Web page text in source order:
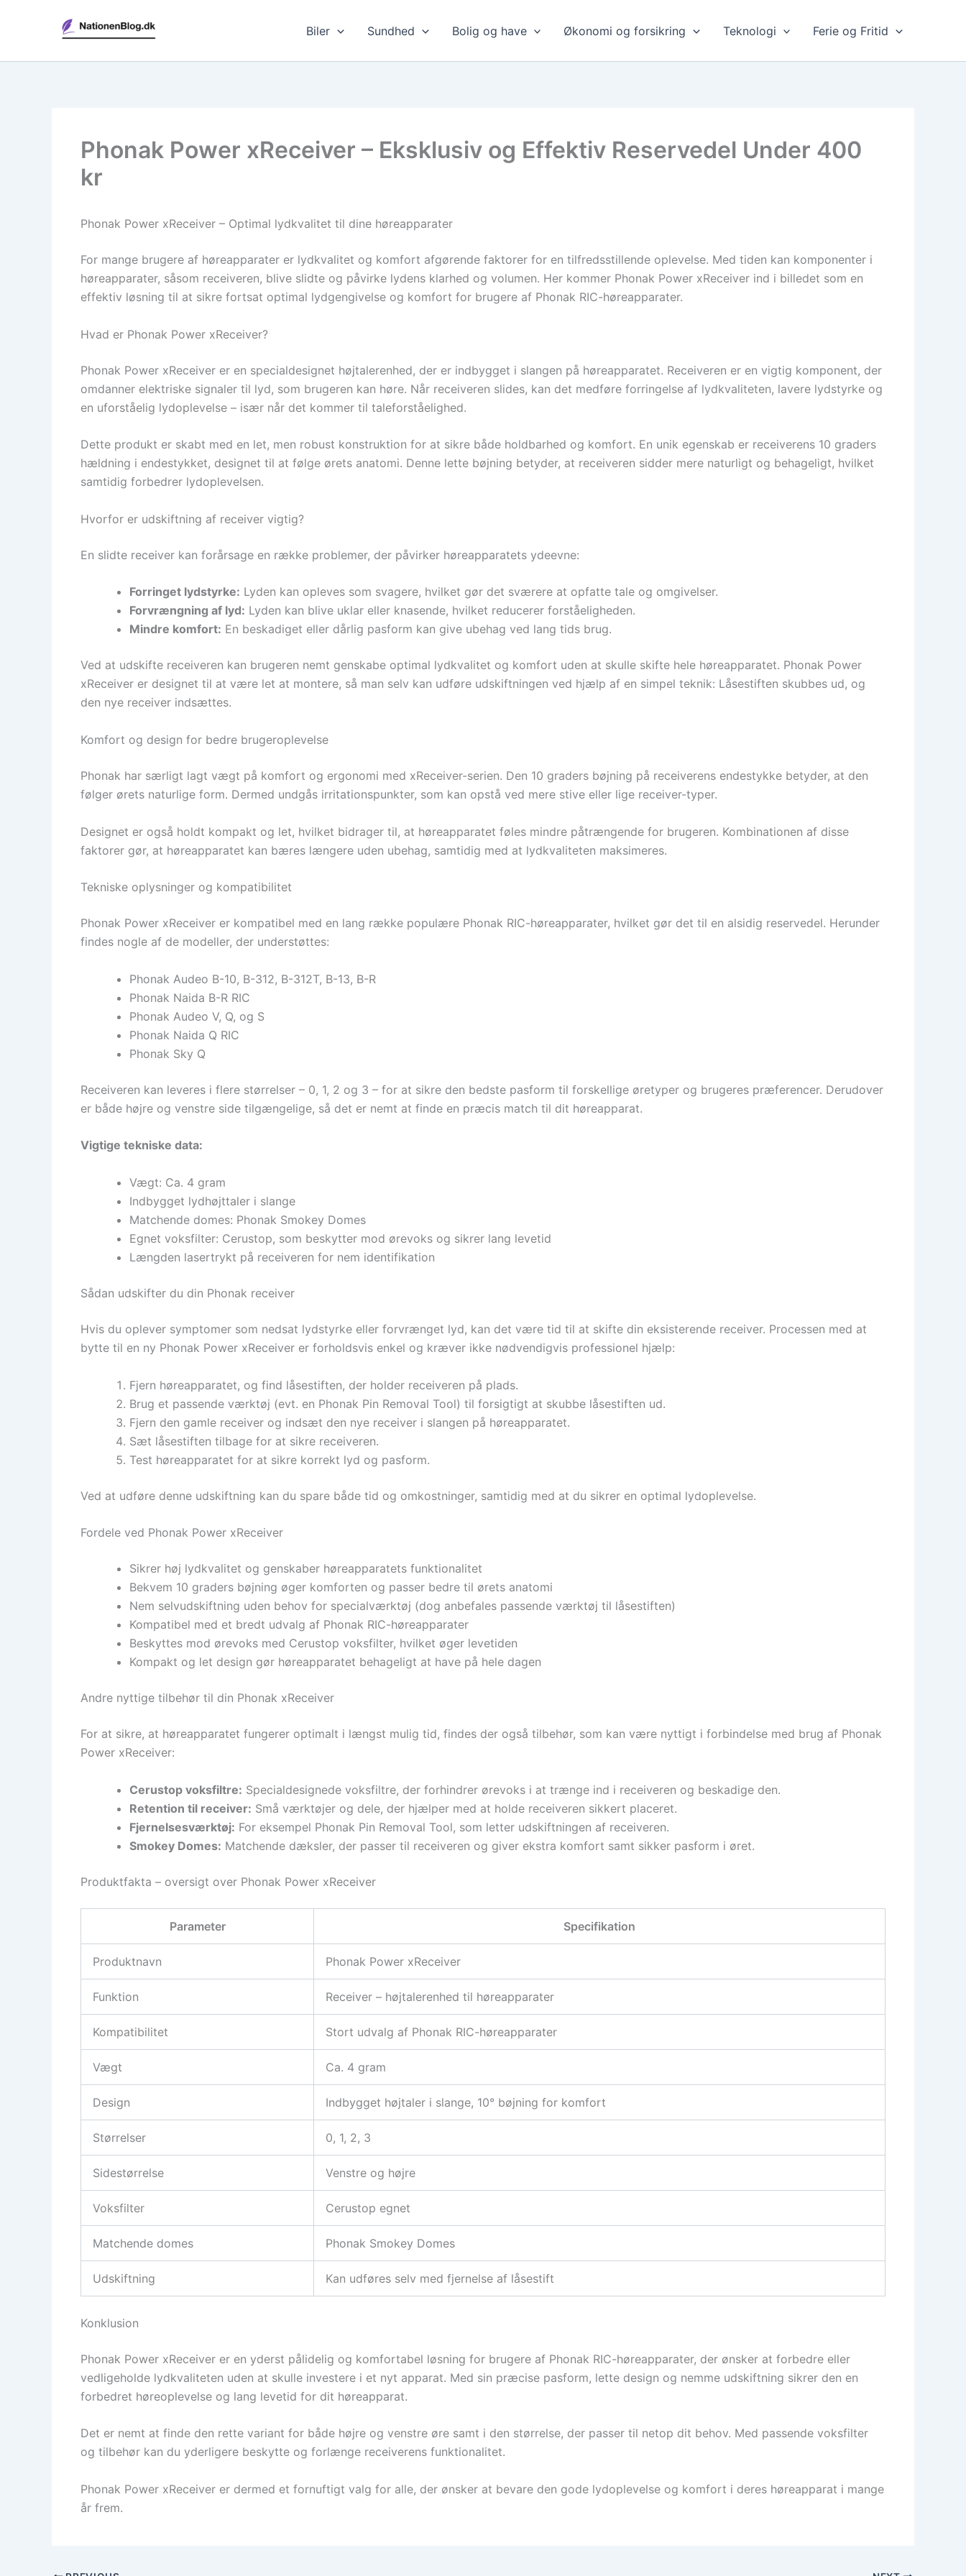
Biler Sundhed Bolig og have Økonomi og forsikring Teknologi Ferie og Fritid
Phonak Power xReceiver – Eksklusiv og Effektiv Reservedel Under 400
kr
Phonak Power xReceiver – Optimal lydkvalitet til dine høreapparater
For mange brugere af høreapparater er lydkvalitet og komfort afgørende faktorer for en tilfredsstillende oplevelse. Med tiden kan komponenter i
høreapparater, såsom receiveren, blive slidte og påvirke lydens klarhed og volumen. Her kommer Phonak Power xReceiver ind i billedet som en
effektiv løsning til at sikre fortsat optimal lydgengivelse og komfort for brugere af Phonak RIC-høreapparater.
Hvad er Phonak Power xReceiver?
Phonak Power xReceiver er en specialdesignet højtalerenhed, der er indbygget i slangen på høreapparatet. Receiveren er en vigtig komponent, der
omdanner elektriske signaler til lyd, som brugeren kan høre. Når receiveren slides, kan det medføre forringelse af lydkvaliteten, lavere lydstyrke og
en uforståelig lydoplevelse – især når det kommer til taleforståelighed.
Dette produkt er skabt med en let, men robust konstruktion for at sikre både holdbarhed og komfort. En unik egenskab er receiverens 10 graders
hældning i endestykket, designet til at følge ørets anatomi. Denne lette bøjning betyder, at receiveren sidder mere naturligt og behageligt, hvilket
samtidig forbedrer lydoplevelsen.
Hvorfor er udskiftning af receiver vigtig?
En slidte receiver kan forårsage en række problemer, der påvirker høreapparatets ydeevne:
Forringet lydstyrke: Lyden kan opleves som svagere, hvilket gør det sværere at opfatte tale og omgivelser.
Forvrængning af lyd: Lyden kan blive uklar eller knasende, hvilket reducerer forståeligheden.
Mindre komfort: En beskadiget eller dårlig pasform kan give ubehag ved lang tids brug.
Ved at udskifte receiveren kan brugeren nemt genskabe optimal lydkvalitet og komfort uden at skulle skifte hele høreapparatet. Phonak Power
xReceiver er designet til at være let at montere, så man selv kan udføre udskiftningen ved hjælp af en simpel teknik: Låsestiften skubbes ud, og
den nye receiver indsættes.
Komfort og design for bedre brugeroplevelse
Phonak har særligt lagt vægt på komfort og ergonomi med xReceiver-serien. Den 10 graders bøjning på receiverens endestykke betyder, at den
følger ørets naturlige form. Dermed undgås irritationspunkter, som kan opstå ved mere stive eller lige receiver-typer.
Designet er også holdt kompakt og let, hvilket bidrager til, at høreapparatet føles mindre påtrængende for brugeren. Kombinationen af disse
faktorer gør, at høreapparatet kan bæres længere uden ubehag, samtidig med at lydkvaliteten maksimeres.
Tekniske oplysninger og kompatibilitet
Phonak Power xReceiver er kompatibel med en lang række populære Phonak RIC-høreapparater, hvilket gør det til en alsidig reservedel. Herunder
findes nogle af de modeller, der understøttes:
Phonak Audeo B-10, B-312, B-312T, B-13, B-R
Phonak Naida B-R RIC
Phonak Audeo V, Q, og S
Phonak Naida Q RIC
Phonak Sky Q
Receiveren kan leveres i flere størrelser – 0, 1, 2 og 3 – for at sikre den bedste pasform til forskellige øretyper og brugeres præferencer. Derudover
er både højre og venstre side tilgængelige, så det er nemt at finde en præcis match til dit høreapparat.
Vigtige tekniske data:
Vægt: Ca. 4 gram
Indbygget lydhøjttaler i slange
Matchende domes: Phonak Smokey Domes
Egnet voksfilter: Cerustop, som beskytter mod ørevoks og sikrer lang levetid
Længden lasertrykt på receiveren for nem identifikation
Sådan udskifter du din Phonak receiver
Hvis du oplever symptomer som nedsat lydstyrke eller forvrænget lyd, kan det være tid til at skifte din eksisterende receiver. Processen med at
bytte til en ny Phonak Power xReceiver er forholdsvis enkel og kræver ikke nødvendigvis professionel hjælp:
Fjern høreapparatet, og find låsestiften, der holder receiveren på plads.
Brug et passende værktøj (evt. en Phonak Pin Removal Tool) til forsigtigt at skubbe låsestiften ud.
Fjern den gamle receiver og indsæt den nye receiver i slangen på høreapparatet.
Sæt låsestiften tilbage for at sikre receiveren.
Test høreapparatet for at sikre korrekt lyd og pasform.
Ved at udføre denne udskiftning kan du spare både tid og omkostninger, samtidig med at du sikrer en optimal lydoplevelse.
Fordele ved Phonak Power xReceiver
Sikrer høj lydkvalitet og genskaber høreapparatets funktionalitet
Bekvem 10 graders bøjning øger komforten og passer bedre til ørets anatomi
Nem selvudskiftning uden behov for specialværktøj (dog anbefales passende værktøj til låsestiften)
Kompatibel med et bredt udvalg af Phonak RIC-høreapparater
Beskyttes mod ørevoks med Cerustop voksfilter, hvilket øger levetiden
Kompakt og let design gør høreapparatet behageligt at have på hele dagen
Andre nyttige tilbehør til din Phonak xReceiver
For at sikre, at høreapparatet fungerer optimalt i længst mulig tid, findes der også tilbehør, som kan være nyttigt i forbindelse med brug af Phonak
Power xReceiver:
Cerustop voksfiltre: Specialdesignede voksfiltre, der forhindrer ørevoks i at trænge ind i receiveren og beskadige den.
Retention til receiver: Små værktøjer og dele, der hjælper med at holde receiveren sikkert placeret.
Fjernelsesværktøj: For eksempel Phonak Pin Removal Tool, som letter udskiftningen af receiveren.
Smokey Domes: Matchende dæksler, der passer til receiveren og giver ekstra komfort samt sikker pasform i øret.
Produktfakta – oversigt over Phonak Power xReceiver
Parameter Specifikation
Produktnavn Phonak Power xReceiver
Funktion Receiver – højtalerenhed til høreapparater
Kompatibilitet Stort udvalg af Phonak RIC-høreapparater
Vægt Ca. 4 gram
Design Indbygget højtaler i slange, 10° bøjning for komfort
Størrelser 0, 1, 2, 3
Sidestørrelse Venstre og højre
Voksfilter Cerustop egnet
Matchende domes Phonak Smokey Domes
Udskiftning Kan udføres selv med fjernelse af låsestift
Konklusion
Phonak Power xReceiver er en yderst pålidelig og komfortabel løsning for brugere af Phonak RIC-høreapparater, der ønsker at forbedre eller
vedligeholde lydkvaliteten uden at skulle investere i et nyt apparat. Med sin præcise pasform, lette design og nemme udskiftning sikrer den en
forbedret høreoplevelse og lang levetid for dit høreapparat.
Det er nemt at finde den rette variant for både højre og venstre øre samt i den størrelse, der passer til netop dit behov. Med passende voksfilter
og tilbehør kan du yderligere beskytte og forlænge receiverens funktionalitet.
Phonak Power xReceiver er dermed et fornuftigt valg for alle, der ønsker at bevare den gode lydoplevelse og komfort i deres høreapparat i mange
år frem.